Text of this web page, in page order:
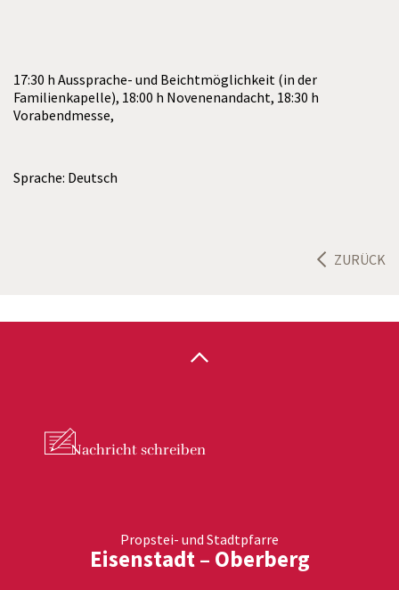
17:30 h Aussprache- und Beichtmöglichkeit (in der
Familienkapelle), 18:00 h Novenenandacht, 18:30 h
Vorabendmesse,
Sprache: Deutsch
ZURÜCK
Nachricht schreiben
Propstei- und Stadtpfarre
Eisenstadt – Oberberg